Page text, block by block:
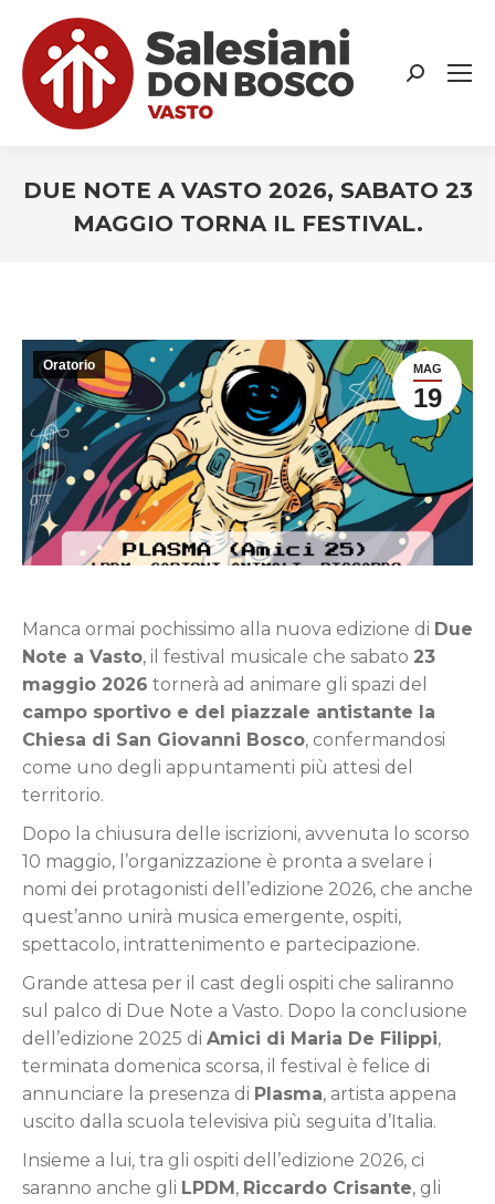
Search:
DUE NOTE A VASTO 2026, SABATO 23
MAGGIO TORNA IL FESTIVAL.
MAG
19
Oratorio
Manca ormai pochissimo alla nuova edizione di Due
Note a Vasto, il festival musicale che sabato 23
maggio 2026 tornerà ad animare gli spazi del
campo sportivo e del piazzale antistante la
Chiesa di San Giovanni Bosco, confermandosi
come uno degli appuntamenti più attesi del
territorio.
Dopo la chiusura delle iscrizioni, avvenuta lo scorso
10 maggio, l’organizzazione è pronta a svelare i
nomi dei protagonisti dell’edizione 2026, che anche
quest’anno unirà musica emergente, ospiti,
spettacolo, intrattenimento e partecipazione.
Grande attesa per il cast degli ospiti che saliranno
sul palco di Due Note a Vasto. Dopo la conclusione
dell’edizione 2025 di Amici di Maria De Filippi,
terminata domenica scorsa, il festival è felice di
annunciare la presenza di Plasma, artista appena
uscito dalla scuola televisiva più seguita d’Italia.
Insieme a lui, tra gli ospiti dell’edizione 2026, ci
saranno anche gli LPDM, Riccardo Crisante, gli